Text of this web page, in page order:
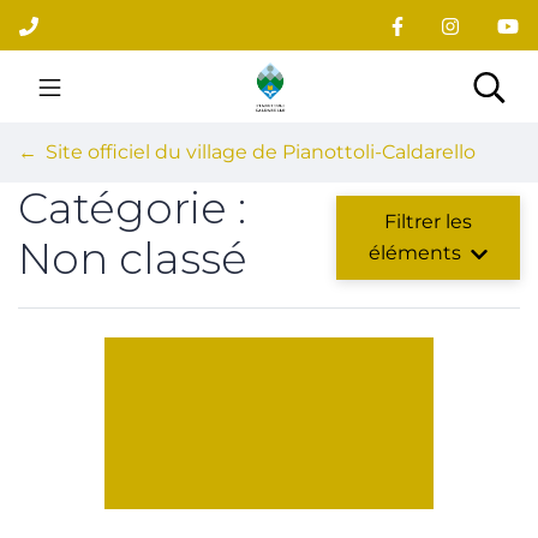
Aller
au
contenu
Site officiel du village
Site officiel du village de Pianottoli-Caldarello
Catégorie :
Non classé
Filtrer les
éléments